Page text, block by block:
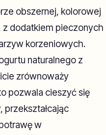
obszernej, kolorowej
z dodatkiem pieczonych
korzeniowych.
naturalnego z
zrównoważy
pozwala cieszyć się
przekształcając
w